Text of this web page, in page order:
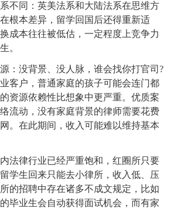
同：英美法系和大陆法系在思维方
根本差异，留学回国后还得重新适
成本往往被低估，一定程度上竞争力
。
没背景、没人脉，谁会找你打官司?
客户，普通家庭的孩子可能会连门都
资源依赖性比想象中更严重。优质案
流动，没有家庭背景的律师需要花费
。在此期间，收入可能难以维持基本
律行业已经严重饱和，红圈所只要
学生回来只能去小律所，收入低、压
的招聘中存在诸多不成文规定，比如
毕业生会自动获得面试机会，而有家